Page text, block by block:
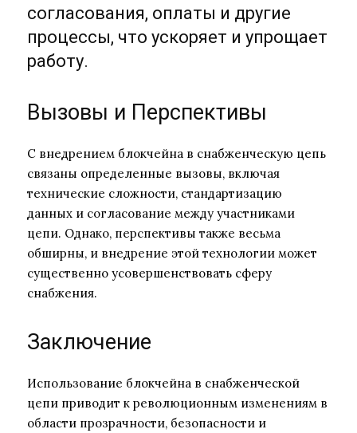
согласования, оплаты и другие
процессы, что ускоряет и упрощает
работу.
Вызовы и Перспективы
С внедрением блокчейна в снабженческую цепь
связаны определенные вызовы, включая
технические сложности, стандартизацию
данных и согласование между участниками
цепи. Однако, перспективы также весьма
обширны, и внедрение этой технологии может
существенно усовершенствовать сферу
снабжения.
Заключение
Использование блокчейна в снабженческой
цепи приводит к революционным изменениям в
области прозрачности, безопасности и